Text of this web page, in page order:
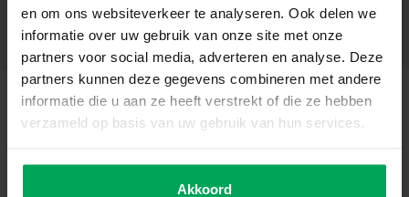
en om ons websiteverkeer te analyseren. Ook delen we
informatie over uw gebruik van onze site met onze
partners voor social media, adverteren en analyse. Deze
partners kunnen deze gegevens combineren met andere
informatie die u aan ze heeft verstrekt of die ze hebben
verzameld op basis van uw gebruik van hun services.
Akkoord
Categorieën
Contactgegevens
© Copyright 2026 - SCALASOL® | Raamfolie webshop | RealisatieScalasol
Algemene voorwaarden| Privacy Policy / Disclaimer |Sitemap|RSS Feed